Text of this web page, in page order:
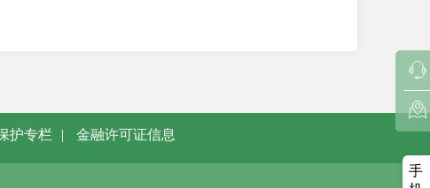
护专栏 | 金融许可证信息
手